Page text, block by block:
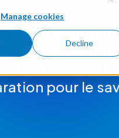
Manage cookies
Decline
de la santé
pour
?
sur
pour le